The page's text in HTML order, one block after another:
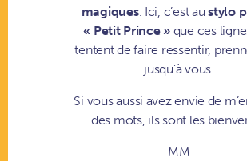
magiques. Ici, c’est austylo
« Petit Prince » que ces
tentent de faire ressentir,
jusqu’à vous.
Si vous aussi avez envie de
des mots, ils sont les
MM